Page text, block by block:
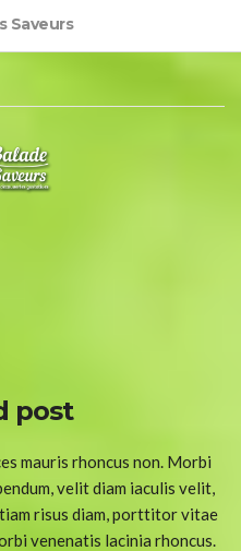
Saveurs
post
mauris rhoncus non. Morbi
velit diam iaculis velit,
risus diam, porttitor vitae
venenatis lacinia rhoncus.